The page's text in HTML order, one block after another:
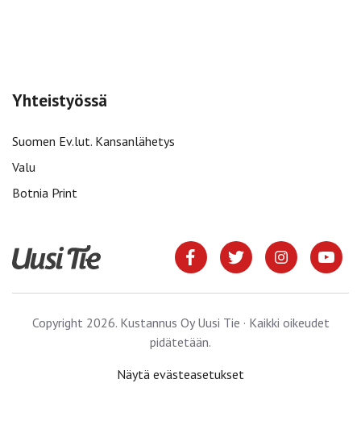
Yhteistyössä
Suomen Ev.lut. Kansanlähetys
Valu
Botnia Print
Copyright 2026. Kustannus Oy Uusi Tie · Kaikki oikeudet
pidätetään.
Näytä evästeasetukset